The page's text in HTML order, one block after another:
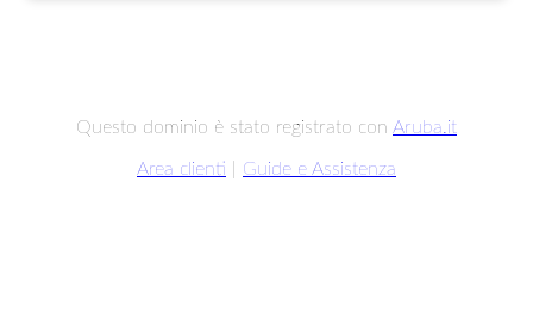
Questo dominio è stato registrato con Aruba.it
Area clienti Guide e Assistenza